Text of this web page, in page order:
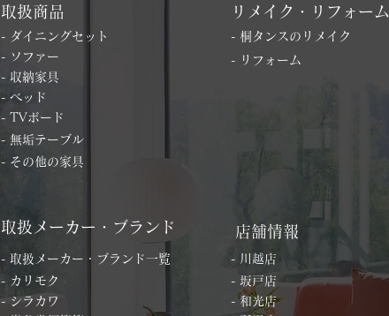
取扱商品
- ダイニングセット
- ソファー
- 収納家具
- ベッド
- TVボード
- 無垢テーブル
リメイク・リフォーム
- 桐タンスのリメイク
- リフォーム
- その他の家具
取扱メーカー・ブランド
- 取扱メーカー・ブランド一覧
- カリモク
- シラカワ
店舗情報
- 川越店
- 坂戸店
- 和光店